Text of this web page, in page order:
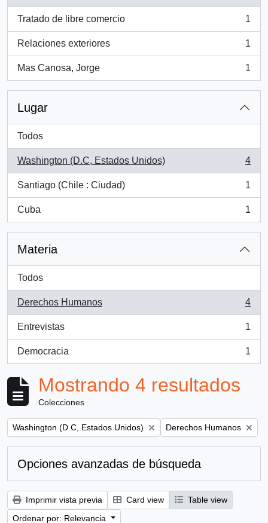
Tratado de libre comercio
, 1 resultados
1
Relaciones exteriores
, 1 resultados
1
Mas Canosa, Jorge
, 1 resultados
1
Lugar
Todos
Washington (D.C, Estados Unidos)
, 4 resultados
4
Santiago (Chile : Ciudad)
, 1 resultados
1
Cuba
, 1 resultados
1
Materia
Todos
Derechos Humanos
, 4 resultados
4
Entrevistas
, 1 resultados
1
Democracia
, 1 resultados
1
Mostrando 4 resultados
Colecciones
Remove filter:
Washington (D.C, Estados Unidos) Remove filter:
Derechos Humanos
Opciones avanzadas de búsqueda
Imprimir vista previa Card view
Table view
Ordenar por: Relevancia